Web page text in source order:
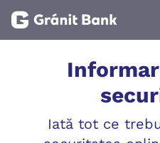
Magánszemélyeknek
Vállalkozásoknak
Iată tot ce